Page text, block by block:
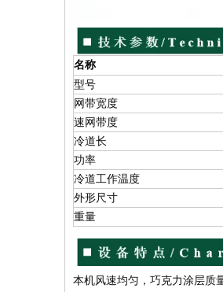
名称
型号
网带宽度
速网带度
冷道长
功率
冷道工作温度
外形尺寸
重量
本机风速均匀，巧克力涂层质